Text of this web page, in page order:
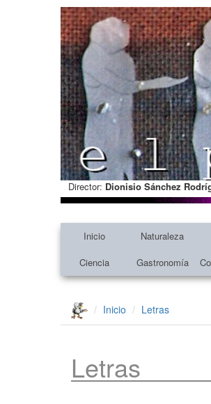
Director: Dionisio Sánchez
Inicio Naturaleza
Ciencia
Gastronomía
Inicio Letras
Letras